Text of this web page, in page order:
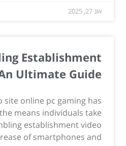
אוג 27, 2025
Establishment
Ultimate Guide
site online pc gaming has
means individuals take
establishment video
of smartphones and